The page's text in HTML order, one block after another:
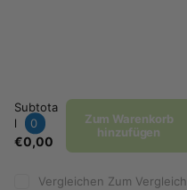
Subtota
l
0
€0,00
Zum Warenkorb
hinzufügen
Vergleichen Zum Vergleich